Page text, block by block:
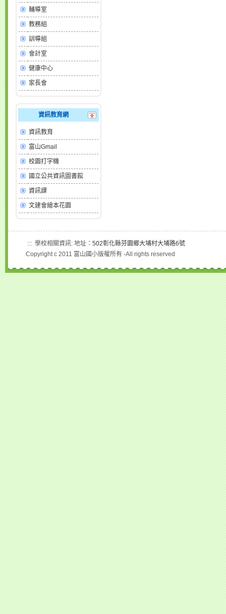
輔導室
教務組
訓導組
會計室
健康中心
家長會
資訊教育網
資訊教育
富山Gmail
校園打字機
國立公共資訊圖書館
資訊課
文建會繪本花園
::: 學校相關資訊: 地址： 502彰化縣芬園鄉大埔村大埔路6號
Copyright c 2011 富山國小版權所有 -All rights reserved